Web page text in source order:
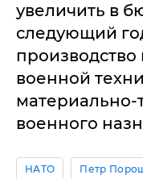
увеличить в
следующий
производство
военной
материально-
военного
НАТО Петр